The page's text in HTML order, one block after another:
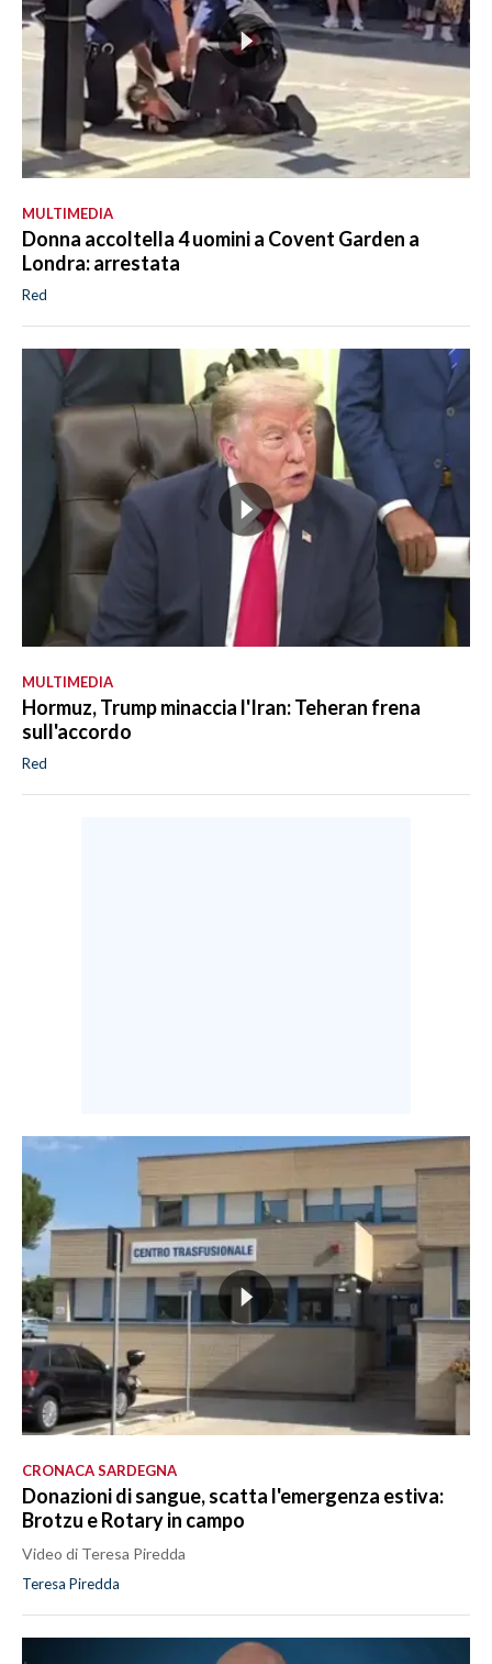
MULTIMEDIA
Donna accoltella 4 uomini a Covent Garden a
Londra: arrestata
Red
MULTIMEDIA
Hormuz, Trump minaccia l'Iran: Teheran frena
sull'accordo
Red
CRONACA SARDEGNA
Donazioni di sangue, scatta l'emergenza estiva:
Brotzu e Rotary in campo
Video di Teresa Piredda
Teresa Piredda